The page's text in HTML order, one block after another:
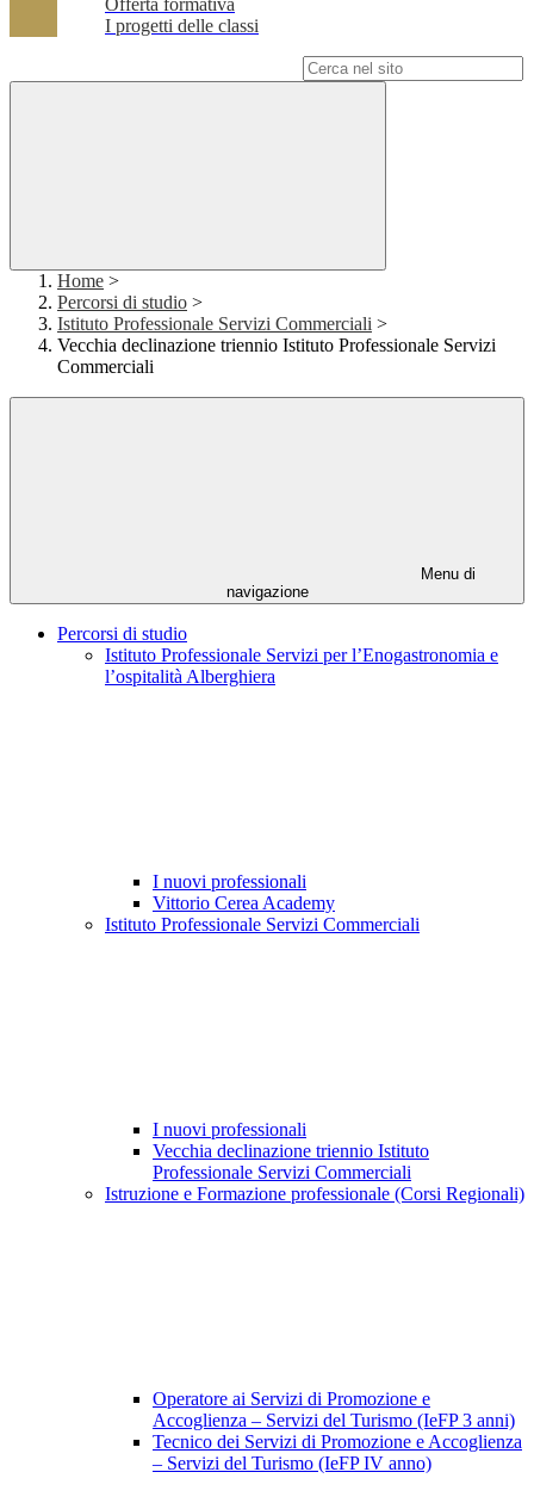
Offerta formativa
I progetti delle classi
Home >
Percorsi di studio >
Istituto Professionale Servizi Commerciali >
Vecchia declinazione triennio Istituto Professionale Servizi
Commerciali
Menu di
navigazione
Percorsi di studio
Istituto Professionale Servizi per l’Enogastronomia e
l’ospitalità Alberghiera
I nuovi professionali
Vittorio Cerea Academy
Istituto Professionale Servizi Commerciali
I nuovi professionali
Vecchia declinazione triennio Istituto
Professionale Servizi Commerciali
Istruzione e Formazione professionale (Corsi Regionali)
Operatore ai Servizi di Promozione e
Accoglienza – Servizi del Turismo (IeFP 3 anni)
Tecnico dei Servizi di Promozione e Accoglienza
– Servizi del Turismo (IeFP IV anno)